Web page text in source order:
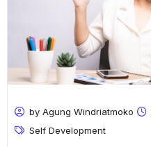
by Agung Windriatmoko
Self Development